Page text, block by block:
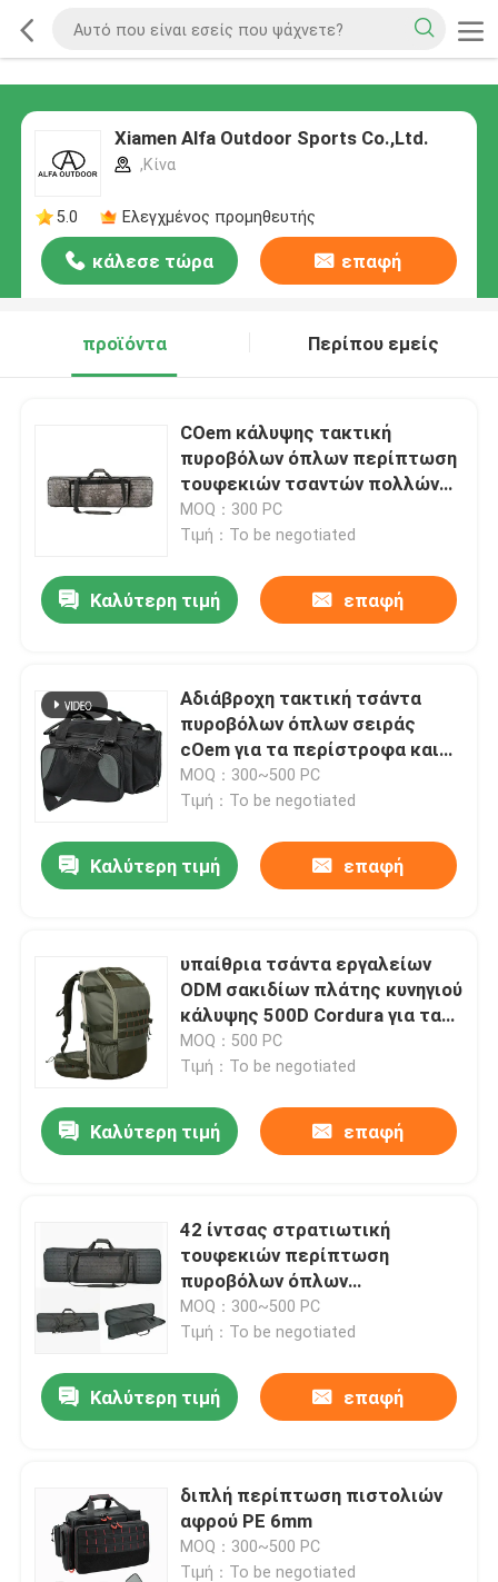
Xiamen Alfa Outdoor Sports Co.,Ltd.
,Κίνα
5.0 Ελεγχμένος προμηθευτής
κάλεσε τώρα επαφή
προϊόντα Περίπου εμείς
COem κάλυψης τακτική
πυροβόλων όπλων περίπτωση
τουφεκιών τσαντών πολλών
χρήσεων τακτική
MOQ：300 PC
Τιμή：To be negotiated
Καλύτερη τιμή επαφή
Αδιάβροχη τακτική τσάντα
πυροβόλων όπλων σειράς
cOem για τα περίστροφα και
το μαύρο γκρι πυρομαχικών
MOQ：300~500 PC
Τιμή：To be negotiated
Καλύτερη τιμή επαφή
υπαίθρια τσάντα εργαλείων
ODM σακιδίων πλάτης κυνηγιού
κάλυψης 500D Cordura για τα
τόξα
MOQ：500 PC
Τιμή：To be negotiated
Καλύτερη τιμή επαφή
42 ίντσας στρατιωτική
τουφεκιών περίπτωση
πυροβόλων όπλων
περίπτωσης μαλακή
MOQ：300~500 PC
Τιμή：To be negotiated
Καλύτερη τιμή επαφή
διπλή περίπτωση πιστολιών
αφρού PE 6mm
MOQ：300~500 PC
Τιμή：To be negotiated